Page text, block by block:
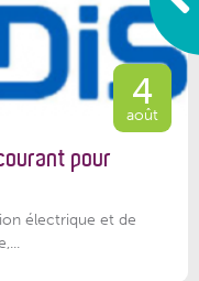
4
août
pour
électrique et de